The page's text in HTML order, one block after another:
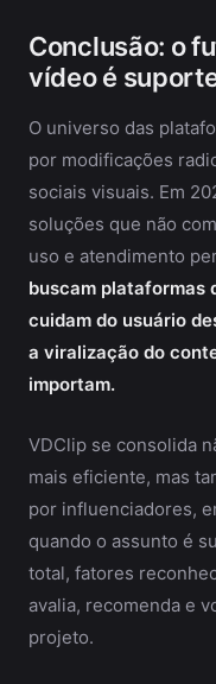
Conclusão: o
vídeo é
O universo das
por modificações
sociais visuais. Em
soluções que não
uso e atendimento
buscam plataformas
cuidam do usuário
a viralização do
importam.
VDClip se consolida
mais eficiente, mas
por influenciadores,
quando o assunto é
total, fatores
avalia, recomenda e
projeto.